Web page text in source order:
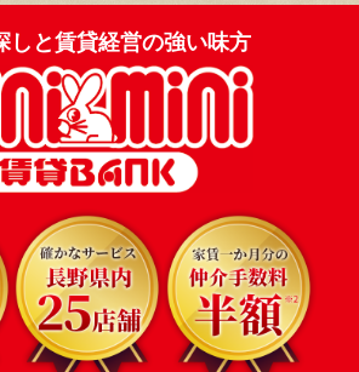
しと賃貸経営の強い味方